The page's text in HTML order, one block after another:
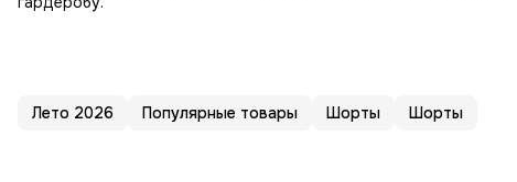
Лето 2026 Популярные товары Шорты Шорты